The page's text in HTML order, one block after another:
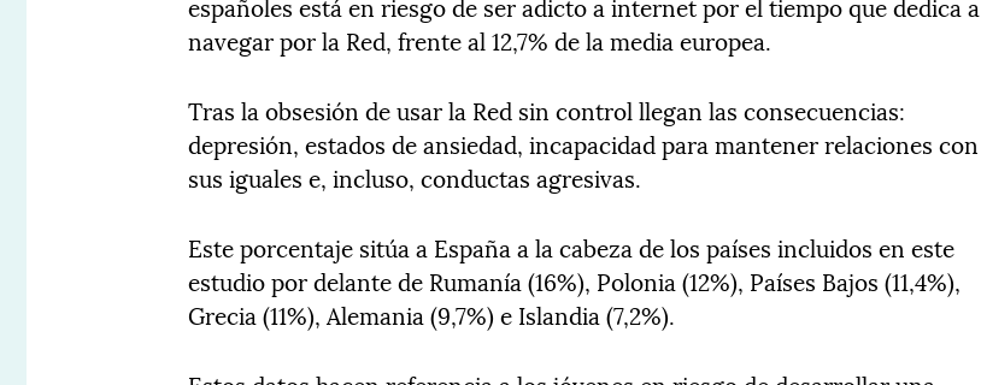
navegar por la Red, frente al 12,7% de la media europea.
Tras la obsesión de usar la Red sin control llegan las consecuencias:
depresión, estados de ansiedad, incapacidad para mantener relaciones con
sus iguales e, incluso, conductas agresivas.
Este porcentaje sitúa a España a la cabeza de los países incluidos en este
estudio por delante de Rumanía (16%), Polonia (12%), Países Bajos (11,4%),
Grecia (11%), Alemania (9,7%) e Islandia (7,2%).